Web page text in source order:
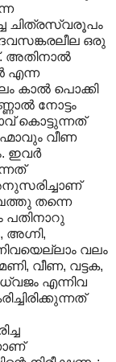
ചിത്രസ്വരൂപം
ഒരു
അതിനാല്‍
എന്ന
കാല്‍ പൊക്കി
നോട്ടം
കൊട്ടുന്നത്
വീണ
ഇവര്‍
തന്നെ
പതിനാറു
വലം
വീണ, വട്ടക,
എന്നിവ